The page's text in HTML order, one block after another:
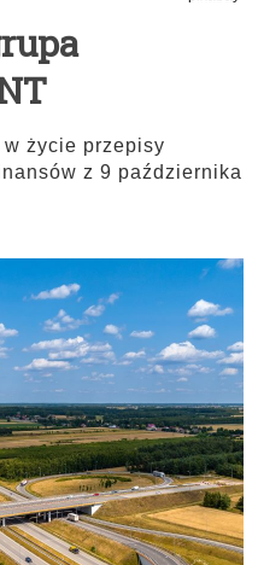
w życie przepisy
z 9 października